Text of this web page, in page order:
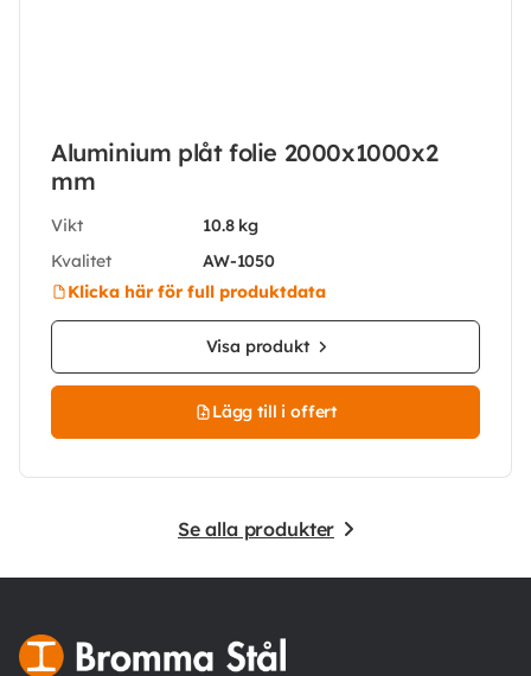
Aluminium plåt folie 2000x1000x2
mm
Vikt
10.8 kg
Kvalitet
AW-1050
Klicka här för full produktdata
Visa produkt
Lägg till i offert
Se alla produkter